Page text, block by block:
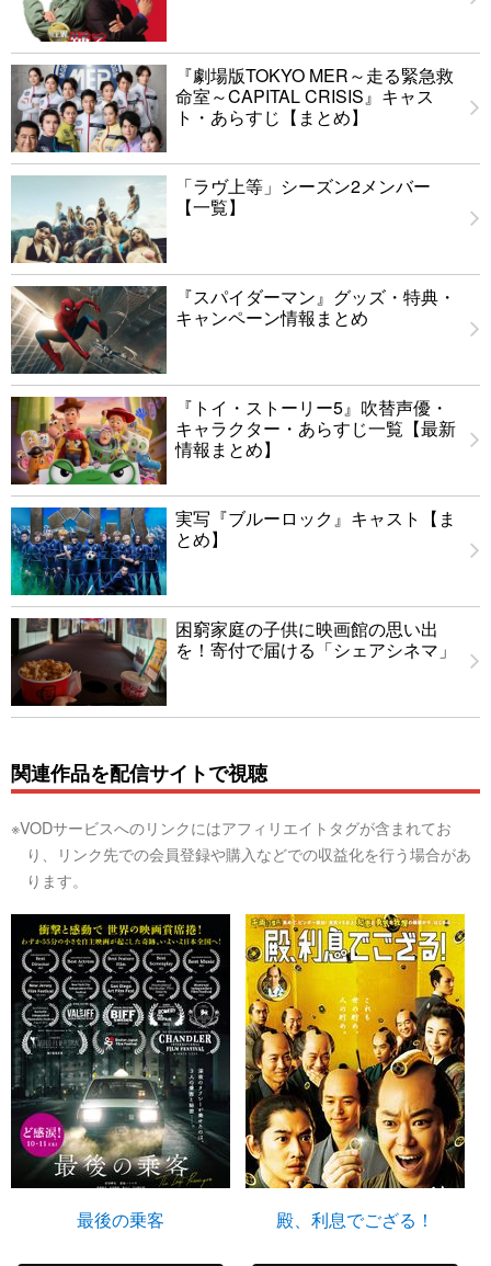
『劇場版TOKYO MER～走る緊急救
命室～CAPITAL CRISIS』キャス
ト・あらすじ【まとめ】
「ラヴ上等」シーズン2メンバー
【一覧】
『スパイダーマン』グッズ・特典・
キャンペーン情報まとめ
『トイ・ストーリー5』吹替声優・
キャラクター・あらすじ一覧【最新
情報まとめ】
実写『ブルーロック』キャスト【ま
とめ】
困窮家庭の子供に映画館の思い出
を！寄付で届ける「シェアシネマ」
関連作品を配信サイトで視聴
※VODサービスへのリンクにはアフィリエイトタグが含まれてお
り、リンク先での会員登録や購入などでの収益化を行う場合があ
ります。
最後の乗客 殿、利息でござる！